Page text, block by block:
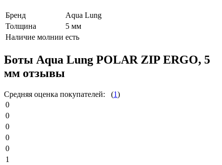
Бренд
Aqua Lung
Толщина
5 мм
Наличие молнии есть
Боты Aqua Lung POLAR ZIP ERGO, 5
мм отзывы
Средняя оценка покупателей: (1)
0
0
0
0
0
1